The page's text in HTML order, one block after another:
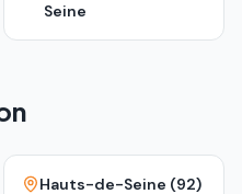
Seine
Hauts-de-Seine (92)